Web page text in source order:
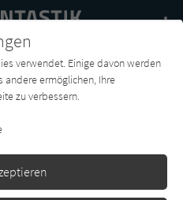
Forum Charts
0
verwendet. Einige davon werden
ermöglichen, Ihre
zu verbessern.